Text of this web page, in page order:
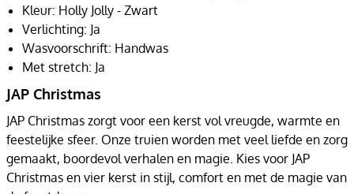
Kleur: Holly Jolly - Zwart
Verlichting: Ja
Wasvoorschrift: Handwas
Met stretch: Ja
JAP Christmas
JAP Christmas zorgt voor een kerst vol vreugde, warmte en
feestelijke sfeer. Onze truien worden met veel liefde en zorg
gemaakt, boordevol verhalen en magie. Kies voor JAP
Christmas en vier kerst in stijl, comfort en met de magie van